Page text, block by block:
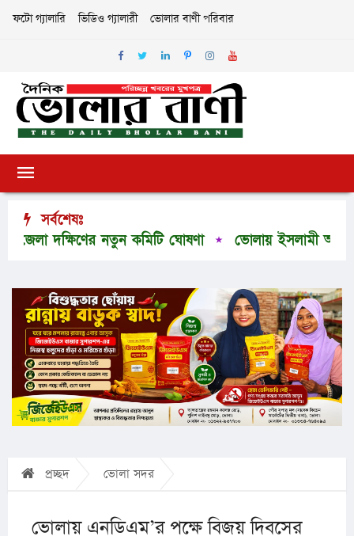
ফটো গ্যালারি ভিডিও গ্যালারী ভোলার বাণী পরিবার
সর্বশেষঃ
দক্ষিণের নতুন কমিটি ঘোষণা
ভোলায় ইসলামী আন্দোলনের
প্রচ্ছদ ভোলা সদর
ভোলায় এনডিএম’র পক্ষে বিজয় দিবসের